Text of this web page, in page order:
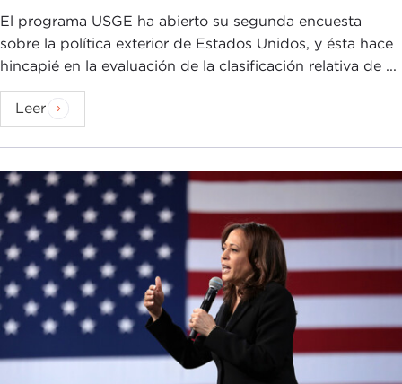
El programa USGE ha abierto su segunda encuesta
sobre la política exterior de Estados Unidos, y ésta hace
hincapié en la evaluación de la clasificación relativa de ...
Leer